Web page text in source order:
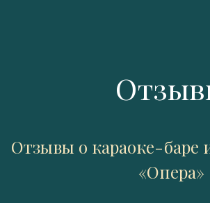
Отзывы о караоке-баре
«Опера»